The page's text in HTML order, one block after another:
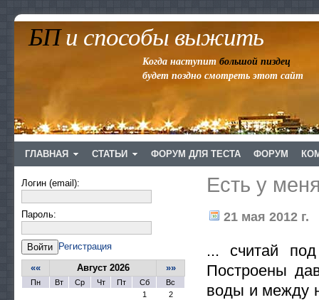
БПи способы выжить
Когда наступит большой пиздец
будет поздно смотреть этот сайт
ГЛАВНАЯ СТАТЬИ ФОРУМ ДЛЯ ТЕСТА ФОРУМ
Есть у
21 мая 2012 г.
... считай
Построены
воды и между
Логин (email):
Пароль:
Войти
Регистрация
««
Август 2026 »»
Пн Вт Ср Чт Пт Сб
Вс
1
2